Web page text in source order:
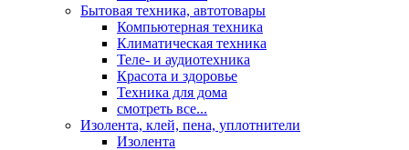
Бытовая техника, автотовары
Компьютерная техника
Климатическая техника
Теле- и аудиотехника
Красота и здоровье
Техника для дома
смотреть все...
Изолента, клей, пена, уплотнители
Изолента